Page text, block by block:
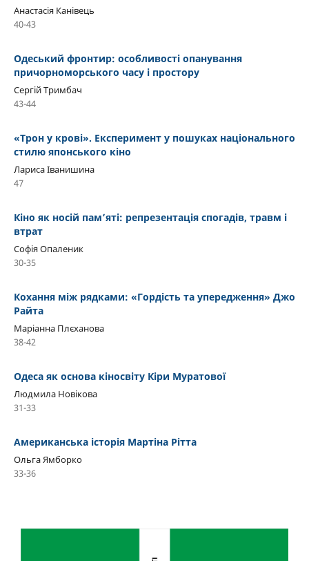
Анастасія Канівець
40-43
Одеський фронтир: особливості опанування
причорноморського часу і простору
Сергій Тримбач
43-44
«Трон у крові». Експеримент у пошуках національного
стилю японського кіно
Лариса Іванишина
47
Кіно як носій пам’яті: репрезентація спогадів, травм і
втрат
Софія Опаленик
30-35
Кохання між рядками: «Гордість та упередження» Джо
Райта
Маріанна Плєханова
38-42
Одеса як основа кіносвіту Кіри Муратової
Людмила Новікова
31-33
Американська історія Мартіна Рітта
Ольга Ямборко
33-36